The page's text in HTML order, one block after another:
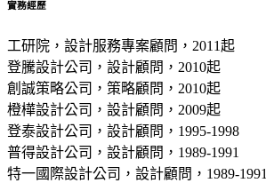
實務經歷
工研院，設計服務專案顧問，2011起
登騰設計公司，設計顧問，2010起
創誠策略公司，策略顧問，2010起
橙樺設計公司，設計顧問，2009起
登泰設計公司，設計顧問，1995-1998
普得設計公司，設計顧問，1989-1991
特一國際設計公司，設計顧問，1989-1991